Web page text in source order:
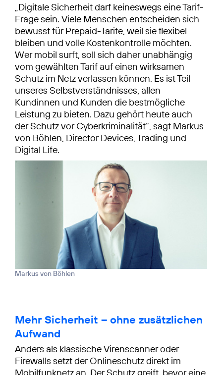
„Digitale Sicherheit darf keineswegs eine Tarif-
Frage sein. Viele Menschen entscheiden sich
bewusst für Prepaid-Tarife, weil sie flexibel
bleiben und volle Kostenkontrolle möchten.
Wer mobil surft, soll sich daher unabhängig
vom gewählten Tarif auf einen wirksamen
Schutz im Netz verlassen können. Es ist Teil
unseres Selbstverständnisses, allen
Kundinnen und Kunden die bestmögliche
Leistung zu bieten. Dazu gehört heute auch
der Schutz vor Cyberkriminalität“, sagt Markus
von Böhlen, Director Devices, Trading und
Digital Life.
Markus von Böhlen
Mehr Sicherheit – ohne zusätzlichen
Aufwand
Anders als klassische Virenscanner oder
Firewalls setzt der Onlineschutz direkt im
Mobilfunknetz an. Der Schutz greift, bevor eine